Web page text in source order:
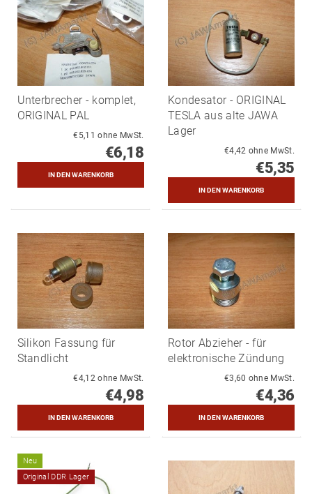
Unterbrecher - komplet,
ORIGINAL PAL
€5,11 ohne MwSt.
€6,18
Kondesator - ORIGINAL
TESLA aus alte JAWA
Lager
€4,42 ohne MwSt.
€5,35
Silikon Fassung für
Standlicht
€4,12 ohne MwSt.
€4,98
Rotor Abzieher - für
elektronische Zündung
€3,60 ohne MwSt.
€4,36
Neu
Original DDR Lager